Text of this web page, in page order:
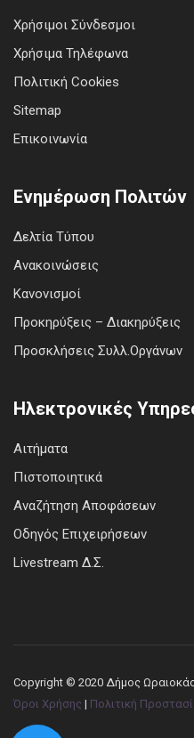
Χρήσιμοι Σύνδεσμοι
Χρήσιμα Τηλέφωνα
Πολιτική Cookies
Sitemap
Επικοινωνία
Ενημέρωση Πολιτών
Δελτία Τύπου
Ανακοινώσεις
Κανονισμοί
Προκηρύξεις – Διακηρύξεις
Προσκλήσεις Συλλ.Οργάνων
Ηλεκτρονικές
Αιτήματα
Πιστοποιητικά
Αναζήτηση Αποφάσεων
Οδηγός Επιχειρήσεων
Livestream Δ.Σ.
Copyright © 2020 Δήμος
Όροι Χρήσης | Πολιτική